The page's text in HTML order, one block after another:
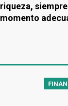
riqueza,
momento